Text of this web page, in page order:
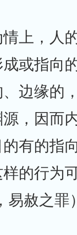
上，人
或指向
边缘的
，因而
有的指
的行为
易赦之罪